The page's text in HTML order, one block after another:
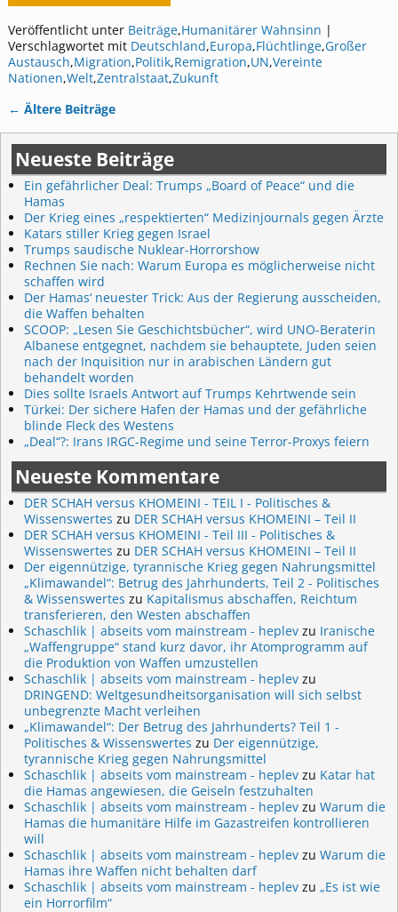
Veröffentlicht unter Beiträge,Humanitärer Wahnsinn |
Verschlagwortet mit Deutschland,Europa,Flüchtlinge,Großer
Austausch,Migration,Politik,Remigration,UN,Vereinte
Nationen,Welt,Zentralstaat,Zukunft
Artikelnavigation
← Ältere Beiträge
Neueste Beiträge
Ein gefährlicher Deal: Trumps „Board of Peace“ und die
Hamas
Der Krieg eines „respektierten“ Medizinjournals gegen Ärzte
Katars stiller Krieg gegen Israel
Trumps saudische Nuklear-Horrorshow
Rechnen Sie nach: Warum Europa es möglicherweise nicht
schaffen wird
Der Hamas‘ neuester Trick: Aus der Regierung ausscheiden,
die Waffen behalten
SCOOP: „Lesen Sie Geschichtsbücher“, wird UNO-Beraterin
Albanese entgegnet, nachdem sie behauptete, Juden seien
nach der Inquisition nur in arabischen Ländern gut
behandelt worden
Dies sollte Israels Antwort auf Trumps Kehrtwende sein
Türkei: Der sichere Hafen der Hamas und der gefährliche
blinde Fleck des Westens
„Deal“?: Irans IRGC-Regime und seine Terror-Proxys feiern
Neueste Kommentare
DER SCHAH versus KHOMEINI - TEIL I - Politisches &
Wissenswertes zu DER SCHAH versus KHOMEINI – Teil II
DER SCHAH versus KHOMEINI - Teil III - Politisches &
Wissenswertes zu DER SCHAH versus KHOMEINI – Teil II
Der eigennützige, tyrannische Krieg gegen Nahrungsmittel
„Klimawandel“: Betrug des Jahrhunderts, Teil 2 - Politisches
& Wissenswertes zu Kapitalismus abschaffen, Reichtum
transferieren, den Westen abschaffen
Schaschlik | abseits vom mainstream - heplev zu Iranische
„Waffengruppe“ stand kurz davor, ihr Atomprogramm auf
die Produktion von Waffen umzustellen
Schaschlik | abseits vom mainstream - heplev zu
DRINGEND: Weltgesundheitsorganisation will sich selbst
unbegrenzte Macht verleihen
„Klimawandel“: Der Betrug des Jahrhunderts? Teil 1 -
Politisches & Wissenswertes zu Der eigennützige,
tyrannische Krieg gegen Nahrungsmittel
Schaschlik | abseits vom mainstream - heplev zu Katar hat
die Hamas angewiesen, die Geiseln festzuhalten
Schaschlik | abseits vom mainstream - heplev zu Warum die
Hamas die humanitäre Hilfe im Gazastreifen kontrollieren
will
Schaschlik | abseits vom mainstream - heplev zu Warum die
Hamas ihre Waffen nicht behalten darf
Schaschlik | abseits vom mainstream - heplev zu „Es ist wie
ein Horrorfilm“